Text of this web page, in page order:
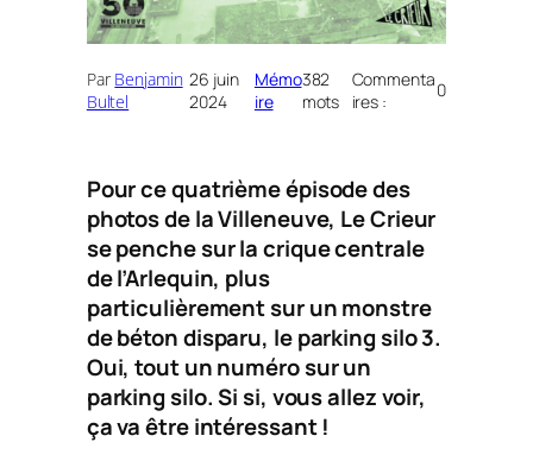
ParBenjamin
Bultel
26 juin
2024
Mémo
ire
382
mots
Commenta
ires :
0
Pour ce quatrième épisode des
photos de la Villeneuve, Le Crieur
se penche sur la crique centrale
de l’Arlequin, plus
particulièrement sur un monstre
de béton disparu, le parking silo 3.
Oui, tout un numéro sur un
parking silo. Si si, vous allez voir,
ça va être intéressant !